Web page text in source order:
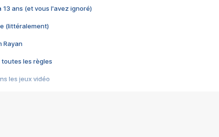
13 ans (et vous l'avez ignoré)
(littéralement)
Rayan
toutes les règles
les jeux vidéo